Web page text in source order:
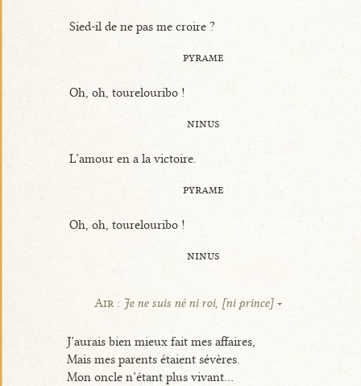
Sied-il de ne pas me croire ?
pyrame
Oh, oh, tourelouribo !
ninus
L’amour en a la victoire.
pyrame
Oh, oh, tourelouribo !
ninus
Air : Je ne suis né ni roi, [ni prince]
J’aurais bien mieux fait mes affaires,
Mais mes parents étaient sévères.
Mon oncle n’étant plus vivant...